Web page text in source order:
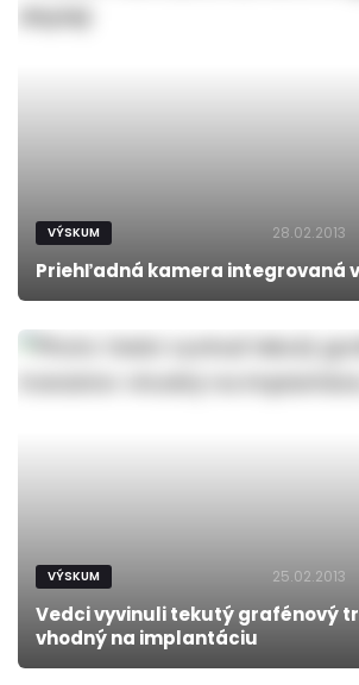
VÝSKUM 28.02.2013
Priehľadná kamera integrovaná
VÝSKUM 25.02.2013
Vedci vyvinuli tekutý grafénový
vhodný na implantáciu